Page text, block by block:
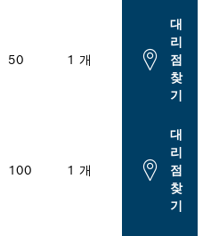
50 1 개
대
리
점
찾
기
100 1 개
대
리
점
찾
기